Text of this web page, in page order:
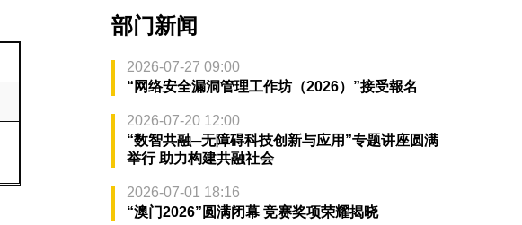
部门新闻
2026-07-27 09:00
“网络安全漏洞管理工作坊（2026）”接受報名
2026-07-20 12:00
“数智共融─无障碍科技创新与应用”专题讲座圆满
举行 助力构建共融社会
2026-07-01 18:16
“澳门2026”圆满闭幕 竞赛奖项荣耀揭晓